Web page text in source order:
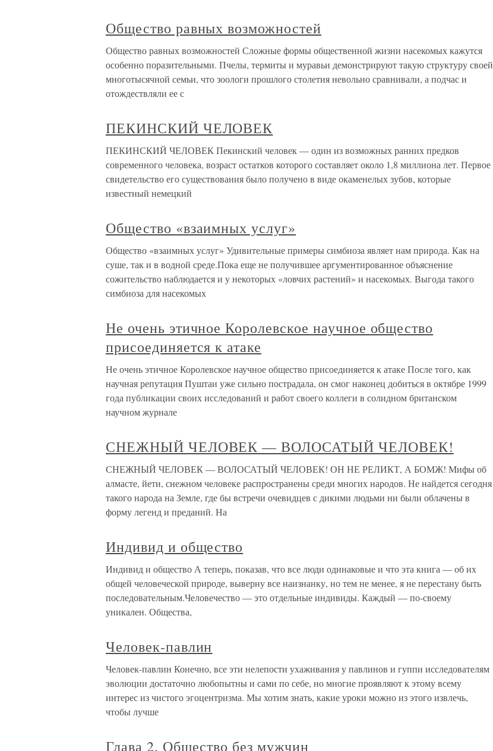
Общество равных возможностей
Общество равных возможностей Сложные формы общественной жизни насекомых кажутся
особенно поразительными. Пчелы, термиты и муравьи демонстрируют такую структуру своей
многотысячной семьи, что зоологи прошлого столетия невольно сравнивали, а подчас и
отождествляли ее с
ПЕКИНСКИЙ ЧЕЛОВЕК
ПЕКИНСКИЙ ЧЕЛОВЕК Пекинский человек — один из возможных ранних предков
современного человека, возраст остатков которого составляет около 1,8 миллиона лет. Первое
свидетельство его существования было получено в виде окаменелых зубов, которые
известный немецкий
Общество «взаимных услуг»
Общество «взаимных услуг» Удивительные примеры симбиоза являет нам природа. Как на
суше, так и в водной среде.Пока еще не получившее аргументированное объяснение
сожительство наблюдается и у некоторых «ловчих растений» и насекомых. Выгода такого
симбиоза для насекомых
Не очень этичное Королевское научное общество
присоединяется к атаке
Не очень этичное Королевское научное общество присоединяется к атаке После того, как
научная репутация Пуштаи уже сильно пострадала, он смог наконец добиться в октябре 1999
года публикации своих исследований и работ своего коллеги в солидном британском
научном журнале
СНЕЖНЫЙ ЧЕЛОВЕК — ВОЛОСАТЫЙ ЧЕЛОВЕК!
СНЕЖНЫЙ ЧЕЛОВЕК — ВОЛОСАТЫЙ ЧЕЛОВЕК! ОН НЕ РЕЛИКТ, А БОМЖ! Мифы об
алмасте, йети, снежном человеке распространены среди многих народов. Не найдется сегодня
такого народа на Земле, где бы встречи очевидцев с дикими людьми ни были облачены в
форму легенд и преданий. На
Индивид и общество
Индивид и общество А теперь, показав, что все люди одинаковые и что эта книга — об их
общей человеческой природе, выверну все наизнанку, но тем не менее, я не перестану быть
последовательным.Человечество — это отдельные индивиды. Каждый — по-своему
уникален. Общества,
Человек-павлин
Человек-павлин Конечно, все эти нелепости ухаживания у павлинов и гуппи исследователям
эволюции достаточно любопытны и сами по себе, но многие проявляют к этому всему
интерес из чистого эгоцентризма. Мы хотим знать, какие уроки можно из этого извлечь,
чтобы лучше
Глава 2. Общество без мужчин